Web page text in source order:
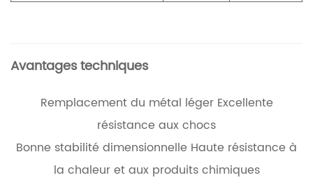
Avantages techniques
Remplacement du métal léger Excellente
résistance aux chocs
Bonne stabilité dimensionnelle Haute résistance à
la chaleur et aux produits chimiques